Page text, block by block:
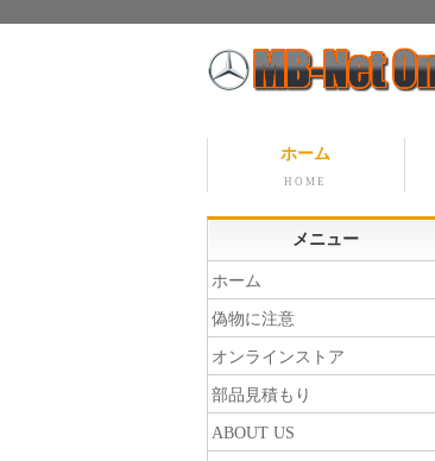
ホーム
HOME
メニュー
ホーム
偽物に注意
オンラインストア
部品見積もり
ABOUT US